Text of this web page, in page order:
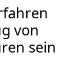
von
sein